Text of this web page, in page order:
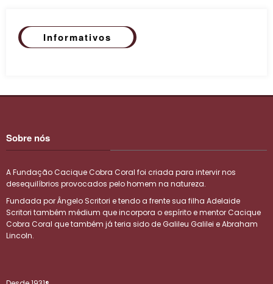
Informativos
Sobre nós
A Fundação Cacique Cobra Coral foi criada para intervir nos
desequilíbrios provocados pelo homem na natureza.
Fundada por Ângelo Scritori e tendo a frente sua filha Adelaide
Scritori também médium que incorpora o espírito e mentor Cacique
Cobra Coral que também já teria sido de Galileu Galilei e Abraham
Lincoln.